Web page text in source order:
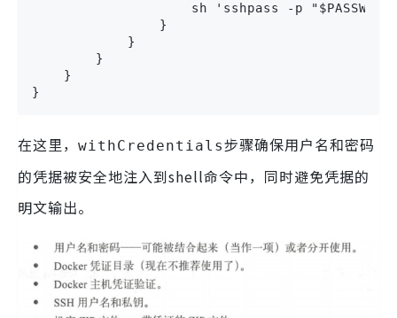
sh 'sshpass -p
                }
            }
        }
    }
}
在这里， withCredentials步骤确保用户名和密码
的凭据被安全地注入到shell命令中，同时避免凭据的
明文输出。